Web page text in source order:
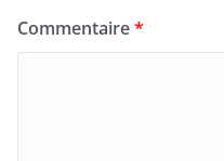
Commentaire*